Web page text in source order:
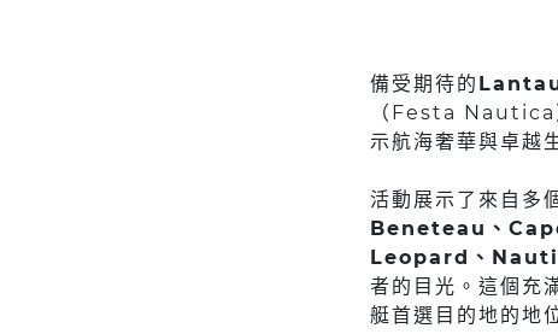
備受期待的
（Festa Nautica
示航海奢華與卓越
活動展示了來自多
Beneteau、
Leopard、
者的目光。這個充
艇首選目的地的地